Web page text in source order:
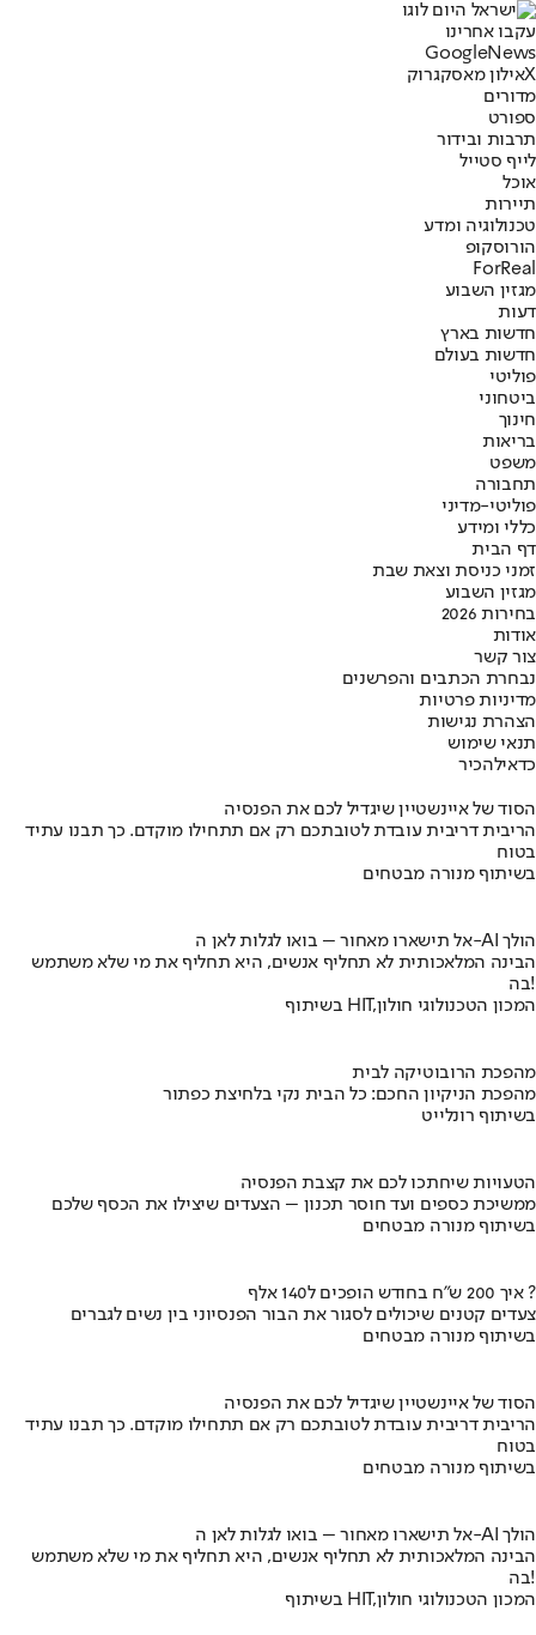
עקבו אחרינו
Googl eNews
Xאילון מאסקגרוק
מדורים
ספורט
תרבות ובידור
לייף סטייל
אוכל
תיירות
טכנולוגיה ומדע
הורוסקופ
ForReal
מגזין השבוע
דעות
חדשות בארץ
חדשות בעולם
פוליטי
ביטחוני
חינוך
בריאות
משפט
תחבורה
פוליטי-מדיני
כללי ומידע
דף הבית
זמני כניסת וצאת שבת
מגזין השבוע
בחירות 2026
אודות
צור קשר
נבחרת הכתבים והפרשנים
מדיניות פרטיות
הצהרת נגישות
תנאי שימוש
כדאילהכיר
הסוד של איינשטיין שיגדיל לכם את הפנסיה
הריבית דריבית עובדת לטובתכם רק אם תתחילו מוקדם. כך תבנו עתיד
בטוח
בשיתוף מנורה מבטחים
אל תישארו מאחור – בואו לגלות לאן ה-AI הולך
הבינה המלאכותית לא תחליף אנשים, היא תחליף את מי שלא משתמש
בה!
בשיתוף HIT,המכון הטכנולוגי חולון
מהפכת הרובוטיקה לבית
מהפכת הניקיון החכם: כל הבית נקי בלחיצת כפתור
בשיתוף רונלייט
הטעויות שיחתכו לכם את קצבת הפנסיה
ממשיכת כספים ועד חוסר תכנון – הצעדים שיצילו את הכסף שלכם
בשיתוף מנורה מבטחים
איך 200 ש"ח בחודש הופכים ל140 אלף ?
צעדים קטנים שיכולים לסגור את הבור הפנסיוני בין נשים לגברים
בשיתוף מנורה מבטחים
הסוד של איינשטיין שיגדיל לכם את הפנסיה
הריבית דריבית עובדת לטובתכם רק אם תתחילו מוקדם. כך תבנו עתיד
בטוח
בשיתוף מנורה מבטחים
אל תישארו מאחור – בואו לגלות לאן ה-AI הולך
הבינה המלאכותית לא תחליף אנשים, היא תחליף את מי שלא משתמש
בה!
בשיתוף HIT,המכון הטכנולוגי חולון